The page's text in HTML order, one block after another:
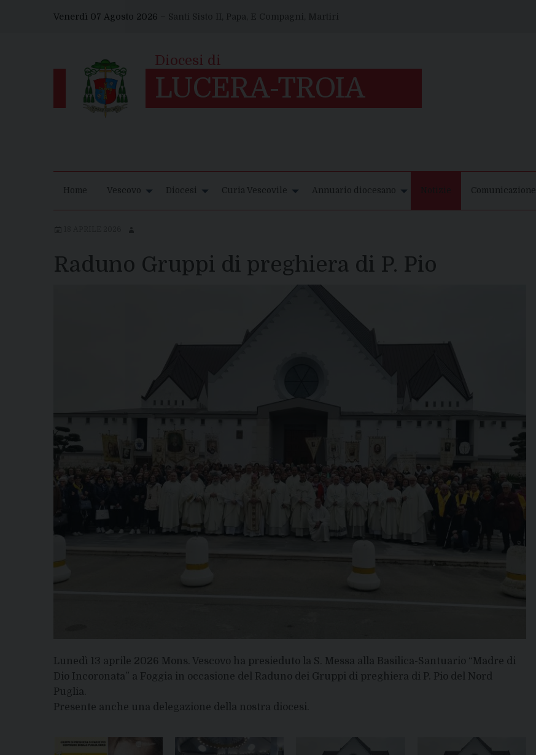
Venerdì 07 Agosto 2026 – Santi Sisto II, Papa, E Compagni, Martiri
Home Vescovo Diocesi Curia Vescovile Annuario diocesano Notizie Comunicazione
Raduno Gruppi di preghiera di P. Pio
Lunedì 13 aprile 2026 Mons. Vescovo ha presieduto la S. Messa alla Basilica-Santuario “Madre di
Dio Incoronata” a Foggia in occasione del Raduno dei Gruppi di preghiera di P. Pio del Nord
Puglia.
Presente anche una delegazione della nostra diocesi.